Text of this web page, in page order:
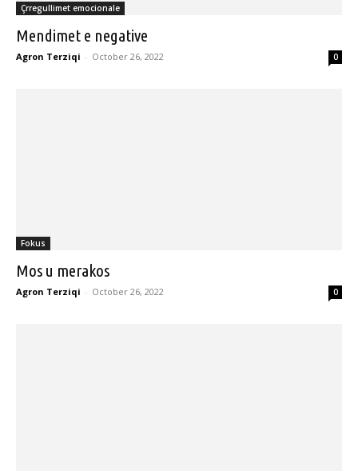
Çrregullimet emocionale
Mendimet e negative
Agron Terziqi - October 26, 2022 0
Fokus
Mos u merakos
Agron Terziqi - October 26, 2022 0